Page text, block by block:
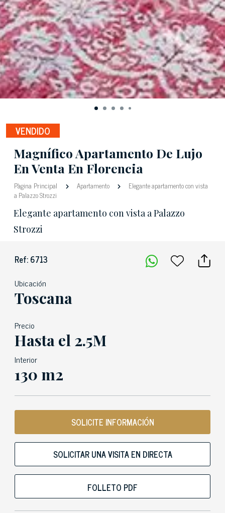
VENDIDO
Magnífico Apartamento De Lujo
En Venta En Florencia
Pàgina Principal Apartamento
Elegante apartamento con vista
a Palazzo Strozzi
Elegante apartamento con vista a Palazzo
Strozzi
Ref: 6713
Ubicación
Toscana
Precio
Hasta el 2.5M
Interior
130 m2
SOLICITE INFORMACIÓN
SOLICITAR UNA VISITA EN DIRECTA
FOLLETO PDF